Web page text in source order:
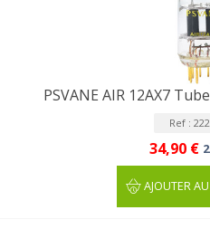
PSVANE AIR 12AX7
Ref :
34,90 €
AJOUTER